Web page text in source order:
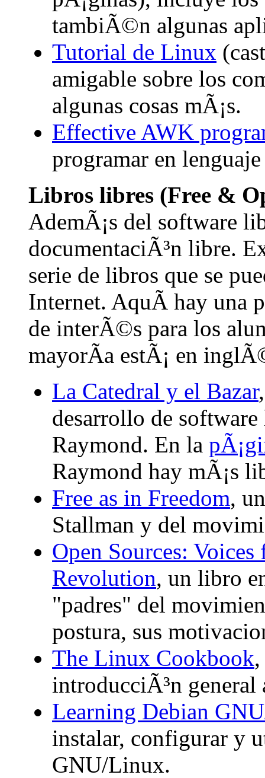
tambiÃ©n algunas
Tutorial de Linux
amigable sobre los
algunas cosas mÃ¡s.
Effective AWK
programar en
Libros libres (Free &
AdemÃ¡s del software
documentaciÃ³n libre.
serie de libros que se
Internet. AquÃ­ hay una
de interÃ©s para los
mayorÃ­a estÃ¡ en
La Catedral y el Bazar
desarrollo de
Raymond. En la
Raymond hay mÃ¡s
Free as in Freedom,
Stallman y del
Open Sources:
Revolution, un libro
"padres" del
postura, sus
The Linux Cookbook
introducciÃ³n
Learning Debian
instalar, configurar y
GNU/Linux.